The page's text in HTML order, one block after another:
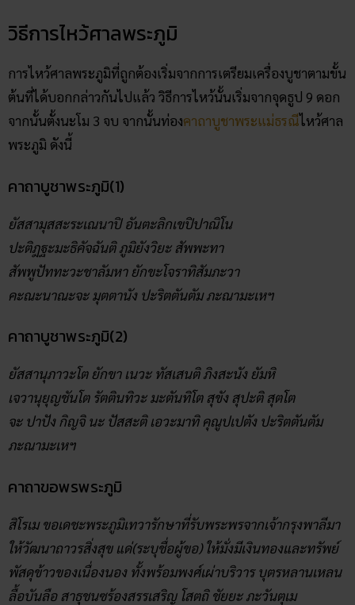
วิธีการไหว้ศาลพระภูมิ
การไหว้ศาลพระภูมิที่ถูกต้องเริ่มจากการเตรียมเครื่องบูชาตามขั้น
ต้นที่ได้บอกกล่าวกันไปแล้ว วิธีการไหว้นั้นเริ่มจากจุดธูป 9 ดอก
จากนั้นตั้งนะโม 3 จบ จากนั้นท่องคาถาบูชาพระแม่ธรณีไหว้ศาล
พระภูมิ ดังนี้
คาถาบูชาพระภูมิ(1)
ยัสสามุสสะระเณนาปิ อันตะลิกเขปิปาณิโน
ปะติฎฐะมะธิคัจฉันติ ภูมิยังวิยะ สัพพะทา
สัพพูปัททะวะชาลัมหา ยักขะโจราทิสัมภะวา
คะณะนาณะจะ มุตตานัง ปะริตตันตัม ภะณามะเหฯ
คาถาบูชาพระภูมิ(2)
ยัสสานุภาวะโต ยักขา เนวะ ทัสเสนติ ภิงสะนัง ยัมหิ
เจวานุยุญชันโต รัตตินทิวะ มะตันทิโต สุขัง สุปะติ สุตโต
จะ ปาปัง กิญจิ นะ ปัสสะติ เอวะมาทิ คุณูปเปตัง ปะริตตันตัม
ภะณามะเหฯ
คาถาขอพรพระภูมิ
สิโรเม ขอเดชะพระภูมิเทวารักษาที่รับพระพรจากเจ้ากรุงพาลีมา
ให้วัฒนาถาวรสิ่งสุข แด่(ระบุชื่อผู้ขอ) ให้มั่งมีเงินทองและทรัพย์
พัสดุข้าวของเนื่องนอง ทั้งพร้อมพงศ์เผ่าบริวาร บุตรหลานเหลน
ลื้อบันลือ สาธุชนซร้องสรรเสริญ โสตถิ ชัยยะ ภะวันตุเม